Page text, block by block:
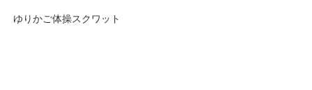
ゆりかご体操スクワット